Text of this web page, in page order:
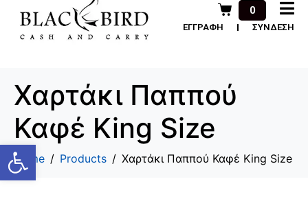
Ανοίξτε τη γραμμή εργαλείων
0
ΕΓΓΡΑΦΗ ΣΥΝΔΕΣΗ
Χαρτάκι Παππού
Καφέ King Size
Home Products Χαρτάκι Παππού Καφέ King Size